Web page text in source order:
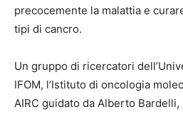
precocemente la malattia e
tipi di cancro.
Un gruppo di ricercatori
IFOM, l’Istituto di oncologia
AIRC guidato da Alberto